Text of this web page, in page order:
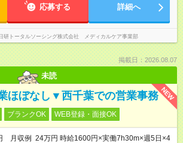
応募する 詳細へ
日研トータルソーシング株式会社 メディカルケア事業部
掲載日：2026.08.07
未読
NEW
ほぼなし▼西千葉での営業事務
ブランクOK WEB登録・面接OK
月収例 24万円 時給1600円×実働7h30m×週5日×4